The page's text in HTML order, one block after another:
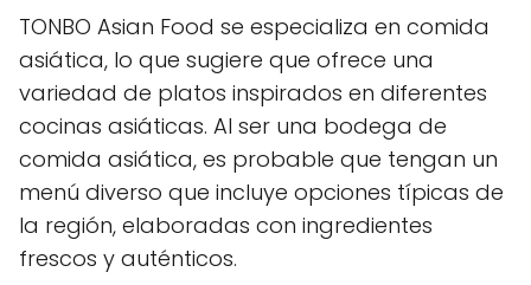
TONBO Asian Food se especializa en comida
asiática, lo que sugiere que ofrece una
variedad de platos inspirados en diferentes
cocinas asiáticas. Al ser una bodega de
comida asiática, es probable que tengan un
menú diverso que incluye opciones típicas de
la región, elaboradas con ingredientes
frescos y auténticos.